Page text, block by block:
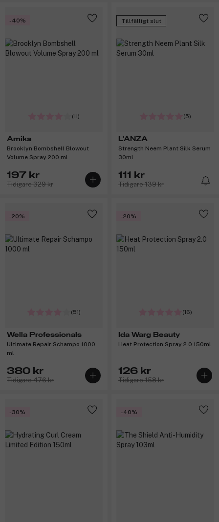
-40%
(11)
Amika
Brooklyn Bombshell Blowout
Volume Spray 200 ml
197 kr
Tidigare 329 kr
Tillfälligt slut
(5)
L'ANZA
Strength Neem Plant Silk Serum
30ml
111 kr
Tidigare 139 kr
-20%
(51)
Wella Professionals
Ultimate Repair Schampo 1000
ml
380 kr
Tidigare 476 kr
-20%
(16)
Ida Warg Beauty
Heat Protection Spray 2.0 150ml
126 kr
Tidigare 158 kr
-30% -40%